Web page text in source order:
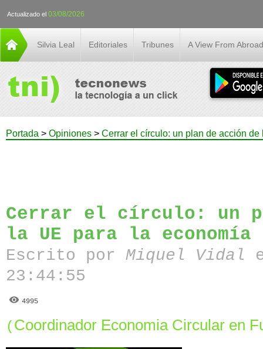
Actualizado el 03/08/2026
Silvia Leal Editoriales Tribunes A View From Abroad
Portada > Opiniones > Cerrar el círculo: un plan de acción
Cerrar el círculo: un
la UE para la
Escrito porMiquel Vidal
23:44:55
4995
( Coordinador Economia Circular en